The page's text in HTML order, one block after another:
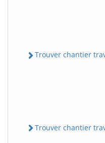
Trouver chantier
Trouver chantier